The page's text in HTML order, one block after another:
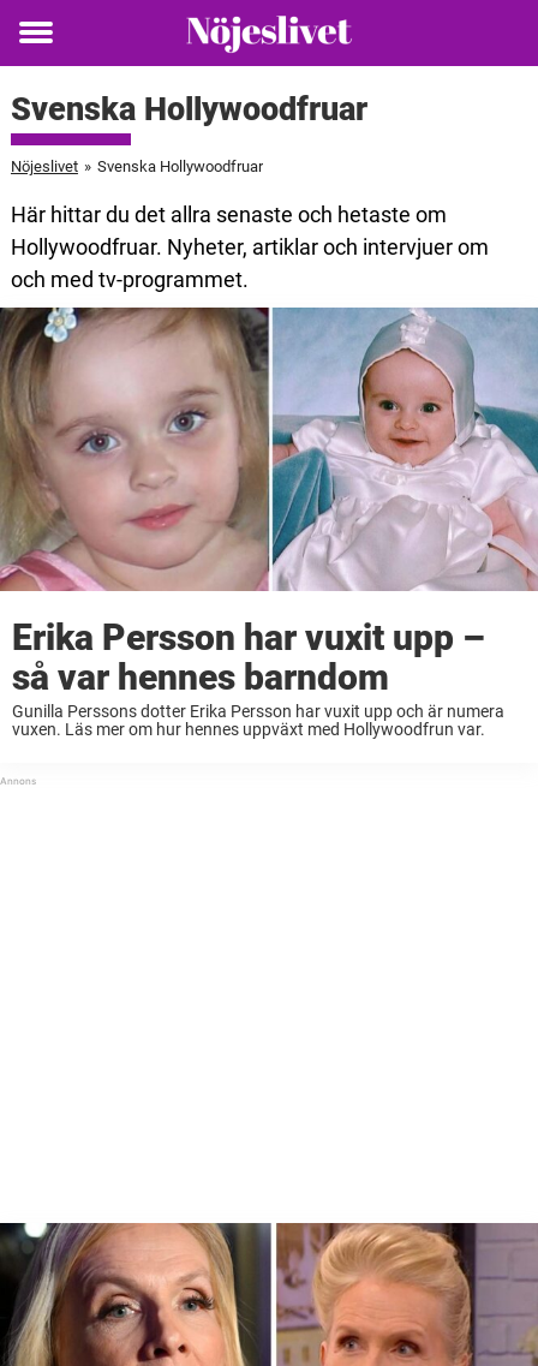
Toggle
Svenska Hollywoodfruar
Nöjeslivet » Svenska Hollywoodfruar
Här hittar du det allra senaste och hetaste om
Hollywoodfruar. Nyheter, artiklar och intervjuer om
och med tv-programmet.
Erika Persson har vuxit upp –
så var hennes barndom
Gunilla Perssons dotter Erika Persson har vuxit upp och är numera
vuxen. Läs mer om hur hennes uppväxt med Hollywoodfrun var.